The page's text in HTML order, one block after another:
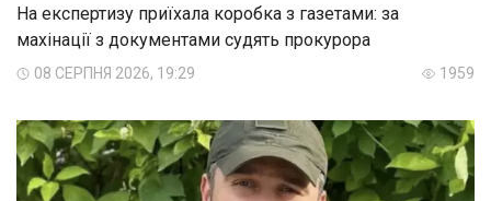
На експертизу приїхала коробка з газетами: за
махінації з документами судять прокурора
08 СЕРПНЯ 2026, 19:29 1959